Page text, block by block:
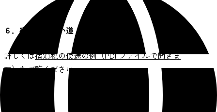
６．宿泊税の使い道
詳しくは宿泊税の使途の例（PDFファイルで開きま
す）をご覧ください